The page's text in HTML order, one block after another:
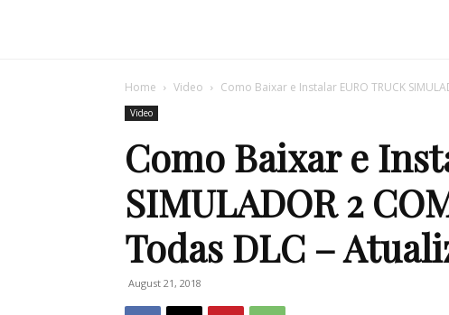
Home Video Como Baixar e Instalar EURO TRUCK
Video
Como Baixar e
SIMULADOR 2
Todas DLC –
August 21, 2018